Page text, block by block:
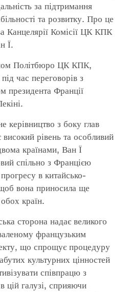
за підтримання
та розвитку. Про це
Канцелярії Комісії ЦК КПК
Ї.
Політбюро ЦК КПК,
час переговорів з
президента Франції
керівництво з боку глав
рівень та особливий
країнами, Ван Ї
спільно з Францією
в китайсько-
вона приносила ще
країн.
сторона надає великого
французьким
що спрощує процедуру
культурних цінностей
співпрацю з
галузі, сприяючи